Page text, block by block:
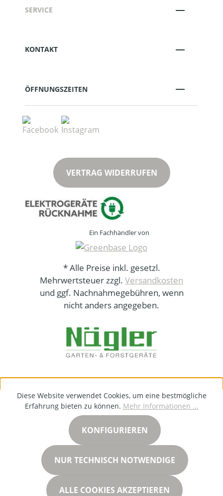
SERVICE
KONTAKT
ÖFFNUNGSZEITEN
VERTRAG WIDERRUFEN
Ein Fachhändler von
* Alle Preise inkl. gesetzl.
Mehrwertsteuer zzgl. Versandkosten
und ggf. Nachnahmegebühren, wenn
nicht anders angegeben.
Diese Website verwendet Cookies, um eine bestmögliche
Erfahrung bieten zu können. Mehr Informationen ...
NUR TECHNISCH NOTWENDIGE
KONFIGURIEREN
ALLE COOKIES AKZEPTIEREN